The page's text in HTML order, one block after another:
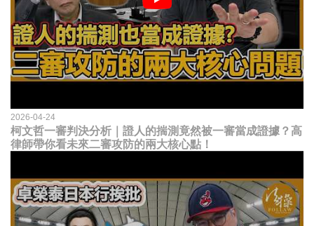
2026-04-24
柯文哲一審判決分析｜證人的揣測竟然被一審當成證據？高
律師帶你看未來二審攻防的兩大核心點！